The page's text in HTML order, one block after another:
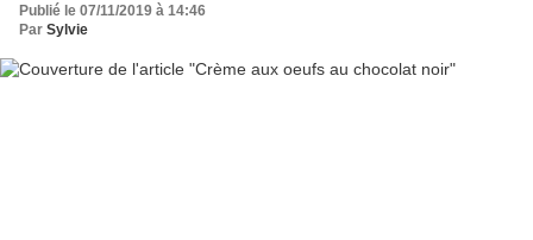
Publié le 07/11/2019 à 14:46
Par Sylvie